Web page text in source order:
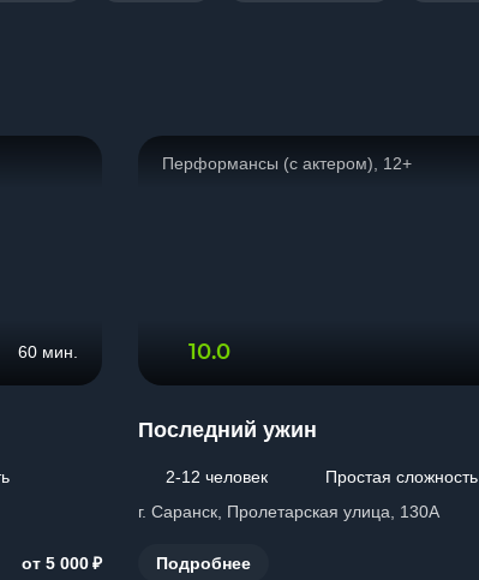
60 мин.
от 5 000₽
Перформансы (с актером), 12+
10.0
Последний ужин
2-12 человек
Простая сложность
г. Саранск, Пролетарская улица, 130А
Подробнее